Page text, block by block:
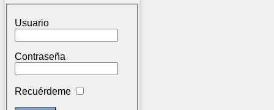
Usuario
Contraseña
Recuérdeme